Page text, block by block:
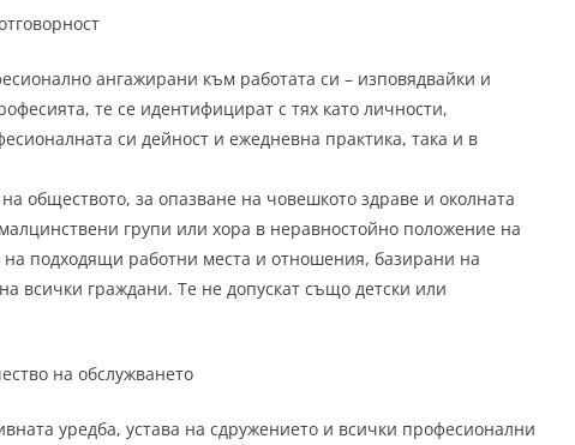
ангажирани към работата си – изповядвайки и
те се идентифицират с тях като личности,
си дейност и ежедневна практика, така и в
обществото, за опазване на човешкото здраве и околната
групи или хора в неравностойно положение на
на подходящи работни места и отношения, базирани на
всички граждани. Те не допускат също детски или
на обслужването
уредба, устава на сдружението и всички професионални